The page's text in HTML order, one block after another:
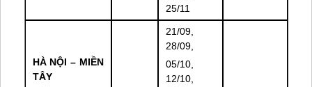
25/11
HÀ NỘI – MIỀN
TÂY
21/09,
28/09,
05/10,
12/10,